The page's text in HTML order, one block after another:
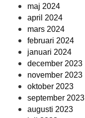
maj 2024
april 2024
mars 2024
februari 2024
januari 2024
december 2023
november 2023
oktober 2023
september 2023
augusti 2023